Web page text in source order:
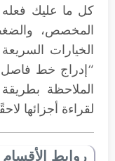
كل ما عليك
المخصص،
الخيارات
الملاحظة
لقراءة أجزائها